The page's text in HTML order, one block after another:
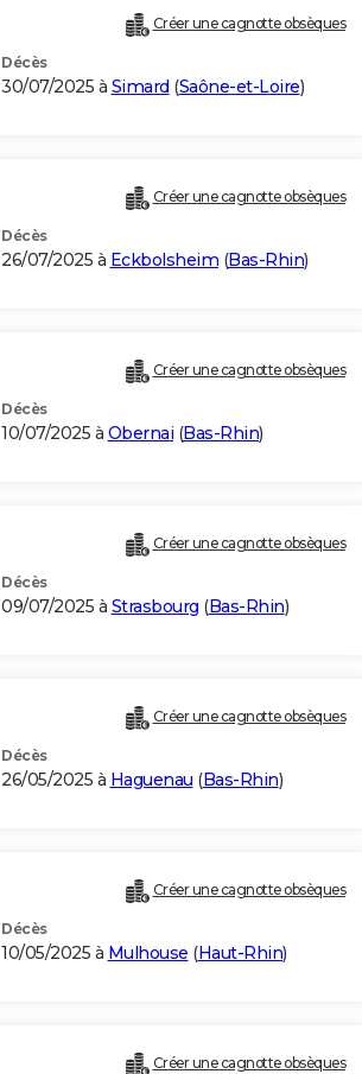
Créer une cagnotte obsèques
Décès
30/07/2025 à Simard (Saône-et-Loire)
Créer une cagnotte obsèques
Décès
26/07/2025 à Eckbolsheim (Bas-Rhin)
Créer une cagnotte obsèques
Décès
10/07/2025 à Obernai (Bas-Rhin)
Créer une cagnotte obsèques
Décès
09/07/2025 à Strasbourg (Bas-Rhin)
Créer une cagnotte obsèques
Décès
26/05/2025 à Haguenau (Bas-Rhin)
Créer une cagnotte obsèques
Décès
10/05/2025 à Mulhouse (Haut-Rhin)
Créer une cagnotte obsèques